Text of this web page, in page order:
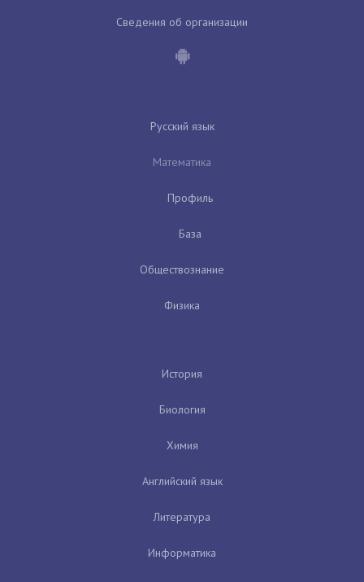
Сведения об организации
Русский язык
Математика
Профиль
База
Обществознание
Физика
История
Биология
Химия
Английский язык
Литература
Информатика